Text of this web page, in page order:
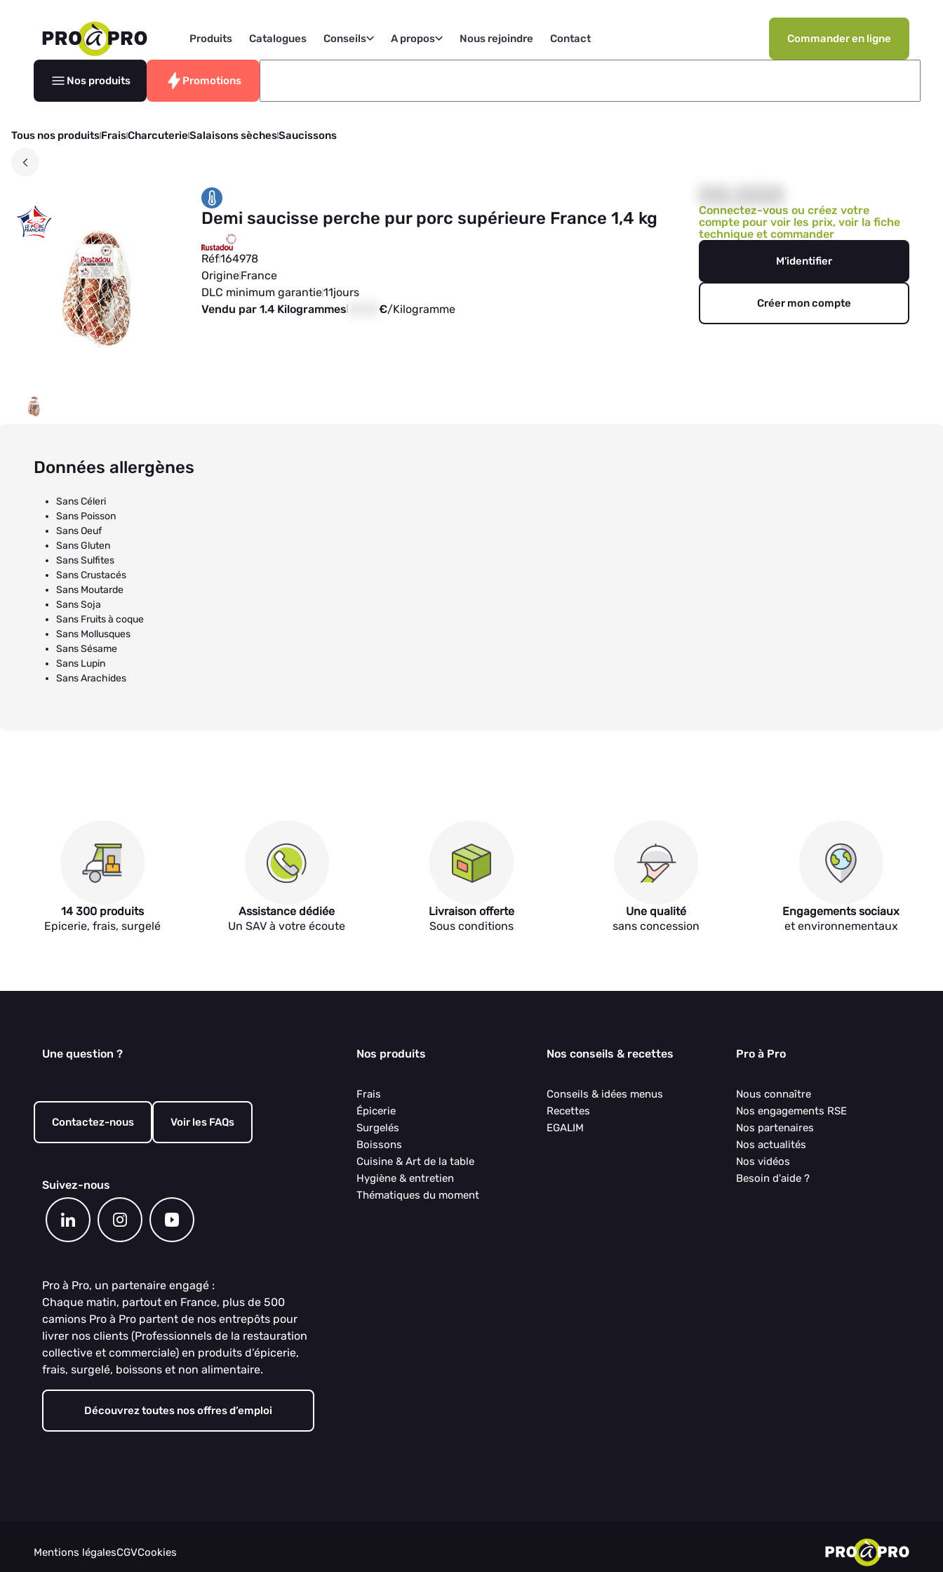
Produits Catalogues Conseils A propos Nous rejoindre Contact Commander en ligne
Nos produits Promotions
Tous nos produitsFraisCharcuterieSalaisons sèchesSaucissons
Demi saucisse perche pur porc supérieure France 1,4 kg
Réf164978
OrigineFrance
DLC minimum garantie11jours
Vendu par 1.4 Kilogrammes
€/Kilogramme
Connectez-vous ou créez votre
compte pour voir les prix, voir la fiche
technique et commander
M'identifier
Créer mon compte
Données allergènes
Sans Céleri
Sans Poisson
Sans Oeuf
Sans Gluten
Sans Sulfites
Sans Crustacés
Sans Moutarde
Sans Soja
Sans Fruits à coque
Sans Mollusques
Sans Sésame
Sans Lupin
Sans Arachides
14 300 produits
Epicerie, frais, surgelé
Assistance dédiée
Un SAV à votre écoute
Livraison offerte
Sous conditions
Une qualité
sans concession
Engagements sociaux
et environnementaux
Une question ?
Contactez-nous Voir les FAQs
Suivez-nous
Pro à Pro, un partenaire engagé :
Chaque matin, partout en France, plus de 500
camions Pro à Pro partent de nos entrepôts pour
livrer nos clients (Professionnels de la restauration
collective et commerciale) en produits d’épicerie,
frais, surgelé, boissons et non alimentaire.
Découvrez toutes nos offres d’emploi
Nos produits
Frais
Épicerie
Surgelés
Boissons
Cuisine & Art de la table
Hygiène & entretien
Thématiques du moment
Nos conseils & recettes
Conseils & idées menus
Recettes
EGALIM
Pro à Pro
Nous connaître
Nos engagements RSE
Nos partenaires
Nos actualités
Nos vidéos
Besoin d'aide ?
Mentions légalesCGVCookies